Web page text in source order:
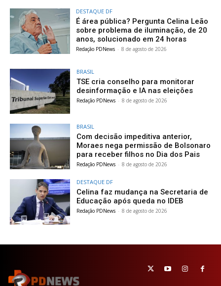
DESTAQUE DF
É área pública? Pergunta Celina Leão
sobre problema de iluminação, de 20
anos, solucionado em 24 horas
Redação PDNews - 8 de agosto de 2026
BRASIL
TSE cria conselho para monitorar
desinformação e IA nas eleições
Redação PDNews - 8 de agosto de 2026
BRASIL
Com decisão impeditiva anterior,
Moraes nega permissão de Bolsonaro
para receber filhos no Dia dos Pais
Redação PDNews - 8 de agosto de 2026
DESTAQUE DF
Celina faz mudança na Secretaria de
Educação após queda no IDEB
Redação PDNews - 8 de agosto de 2026